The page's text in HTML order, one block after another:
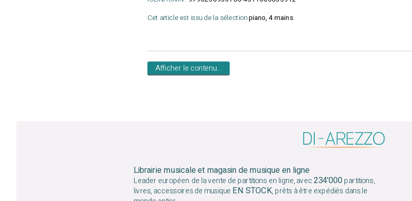
Cet article est issu de la sélectionpiano, 4 mains.
Afficher le contenu...
Librairie musicale et magasin de musique en ligne
Leader européen de la vente de partitions en ligne, avec234'000partitions,
livres, accessoires de musique EN STOCK, prêts à être expédiés dans le